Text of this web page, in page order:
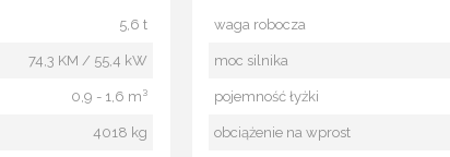
5,6 t
74,3 KM / 55,4 kW
0,9 - 1,6 m³
4018 kg
waga robocza
moc silnika
pojemność łyżki
obciążenie na wprost